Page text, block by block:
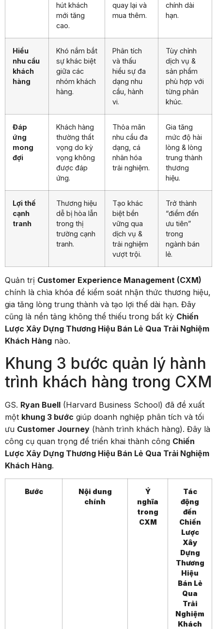
hút khách
mới tăng
cao.
quay lại và
mua thêm.
chính dài
hạn.
Hiểu
nhu cầu
khách
hàng
Khó nắm bắt
sự khác biệt
giữa các
nhóm khách
hàng.
Phân tích
và thấu
hiểu sự đa
dạng nhu
cầu, hành
vi.
Tùy chỉnh
dịch vụ &
sản phẩm
phù hợp với
từng phân
khúc.
Đáp
ứng
mong
đợi
Khách hàng
thường thất
vọng do kỳ
vọng không
được đáp
ứng.
Thỏa mãn
nhu cầu đa
dạng, cá
nhân hóa
trải nghiệm.
Gia tăng
mức độ hài
lòng & lòng
trung thành
thương
hiệu.
Lợi thế
cạnh
tranh
Thương hiệu
dễ bị hòa lẫn
trong thị
trường cạnh
tranh.
Tạo khác
biệt bền
vững qua
dịch vụ &
trải nghiệm
vượt trội.
Trở thành
“điểm đến
ưu tiên”
trong
ngành bán
lẻ.
Quản trị Customer Experience Management (CXM)
chính là chìa khóa để kiểm soát nhận thức thương hiệu,
gia tăng lòng trung thành và tạo lợi thế dài hạn. Đây
cũng là nền tảng không thể thiếu trong bất kỳ Chiến
Lược Xây Dựng Thương Hiệu Bán Lẻ Qua Trải Nghiệm
Khách Hàng nào.
Khung 3 bước quản lý hành
trình khách hàng trong CXM
GS. Ryan Buell (Harvard Business School) đã đề xuất
một khung 3 bước giúp doanh nghiệp phân tích và tối
ưu Customer Journey (hành trình khách hàng). Đây là
công cụ quan trọng để triển khai thành công Chiến
Lược Xây Dựng Thương Hiệu Bán Lẻ Qua Trải Nghiệm
Khách Hàng.
Bước
Nội dung
chính
Ý
nghĩa
trong
CXM
Tác
động
đến
Chiến
Lược
Xây
Dựng
Thương
Hiệu
Bán Lẻ
Qua
Trải
Nghiệm
Khách